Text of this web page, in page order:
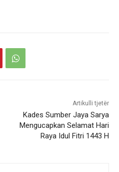
Artikulli tjetër
Kades Sumber Jaya Sarya
Mengucapkan Selamat Hari
Raya Idul Fitri 1443 H